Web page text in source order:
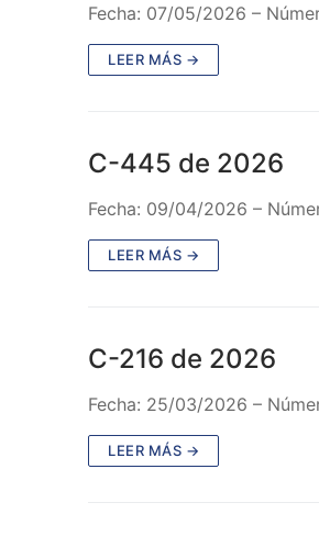
Fecha: 07/05/2026 –
LEER MÁS →
C-445 de 2026
Fecha: 09/04/2026 –
LEER MÁS →
C-216 de 2026
Fecha: 25/03/2026 –
LEER MÁS →